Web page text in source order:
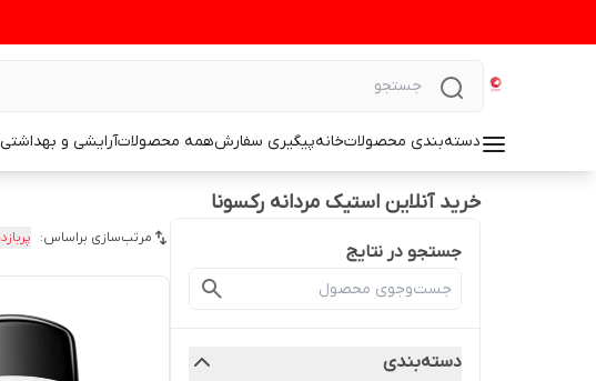
دسته‌بندی محصولاتخانهپیگیری سفارشهمه محصولاتآرایشی و بهداشتی
خرید آنلاین استیک مردانه رکسونا
جستجو در نتایج
دسته‌بندی
مرتب‌سازی براساس: